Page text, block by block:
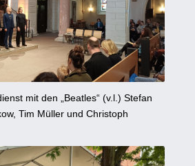
mit den „Beatles“ (v.l.) Stefan
Tim Müller und Christoph